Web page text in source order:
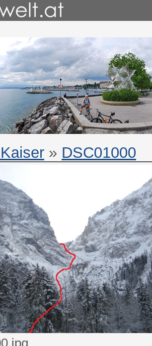
» DSC01000